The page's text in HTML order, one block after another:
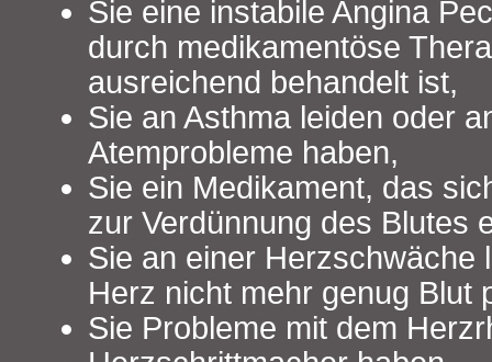
Sie eine instabile Angina
durch medikamentöse
ausreichend behandelt ist,
Sie an Asthma leiden oder
Atemprobleme haben,
Sie ein Medikament, das
zur Verdünnung des Blutes
Sie an einer Herzschwäche
Herz nicht mehr genug Blut
Sie Probleme mit dem